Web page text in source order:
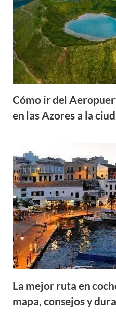
Cómo ir del
en las Azores a la
La mejor ruta en
mapa, consejos y